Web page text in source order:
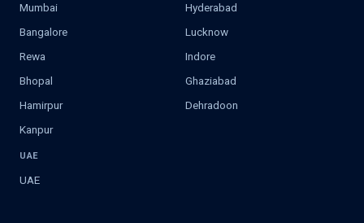
Mumbai
Hyderabad
Bangalore
Lucknow
Rewa
Indore
Bhopal
Ghaziabad
Hamirpur
Dehradoon
Kanpur
UAE
UAE